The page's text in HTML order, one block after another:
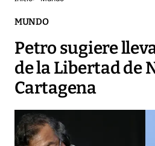
MUNDO
Petro sugiere
de la Libertad de
Cartagena